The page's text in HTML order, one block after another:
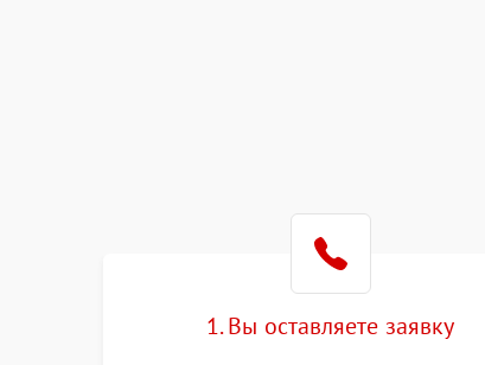
1. Вы оставляете заявку